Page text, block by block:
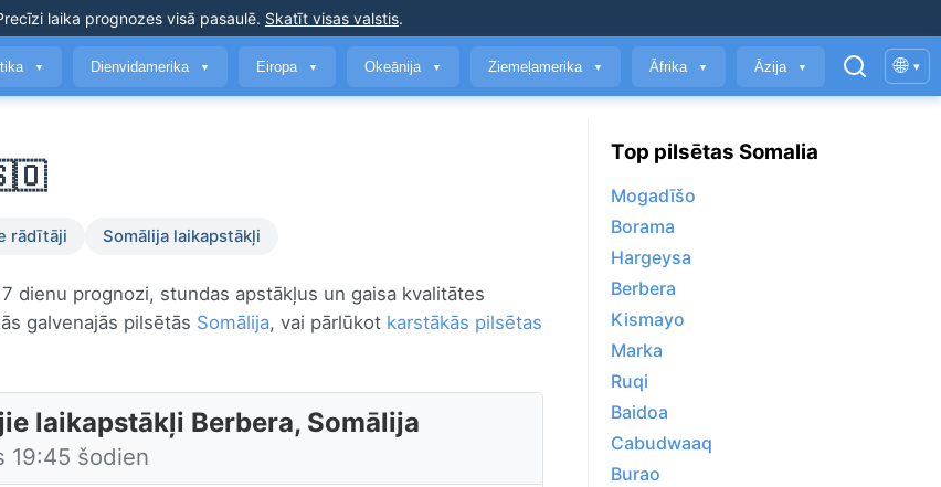
laika prognozes visā pasaulē. Skatīt visas valstis.
▼ Dienvidamerika ▼ Eiropa ▼ Okeānija ▼ Ziemeļamerika ▼ Āfrika ▼ Āzija ▼ 🌐 ▾
rādītāji Somālija laikapstākļi
dienu prognozi, stundas apstākļus un gaisa kvalitātes
galvenajās pilsētās Somālija, vai pārlūkot karstākās pilsētas
laikapstākļi Berbera, Somālija
19:45 šodien
Top pilsētas Somalia
Mogadīšo
Borama
Hargeysa
Berbera
Kismayo
Marka
Ruqi
Baidoa
Cabudwaaq
Burao